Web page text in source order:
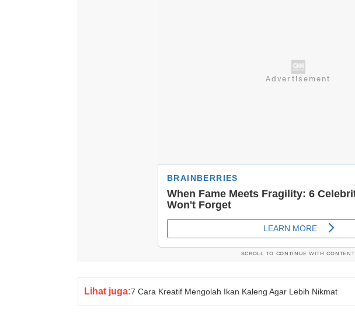
SCROLL TO CONTINUE WITH CONTENT
Lihat juga:7 Cara Kreatif Mengolah Ikan Kaleng Agar Lebih Nikmat